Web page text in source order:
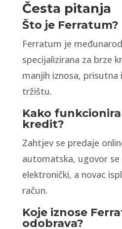
Česta pitanja
Što je Ferratum?
Ferratum je
specijalizirana za brze
manjih iznosa, prisutna
tržištu.
Kako
kredit?
Zahtjev se predaje
automatska, ugovor
elektronički, a novac
račun.
Koje iznose
odobrava?